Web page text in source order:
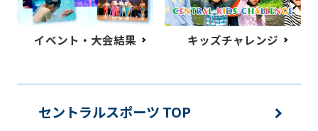
イベント・大会結果 キッズチャレンジ
セントラルスポーツ TOP